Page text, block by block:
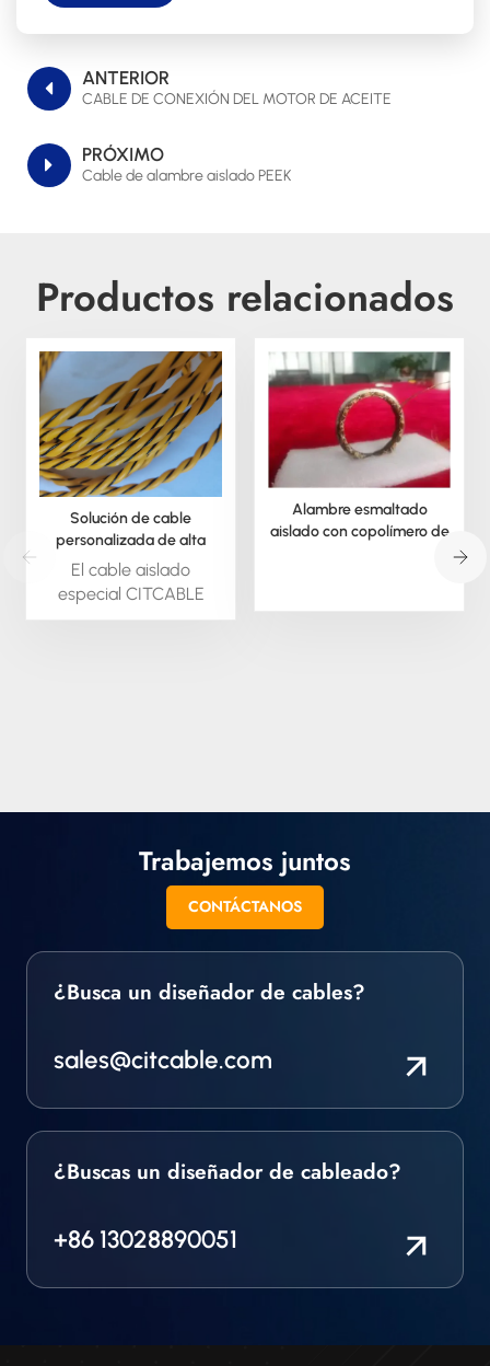
ANTERIOR
CABLE DE CONEXIÓN DEL MOTOR DE ACEITE
PRÓXIMO
Cable de alambre aislado PEEK
Productos relacionados
Solución de cable
personalizada de alta
temperatura para desafíos
difíciles.
El cable aislado
especial CITCABLE
está disponible bajo
trenzado y en otros
Alambre esmaltado
aislado con copolímero de
Trabajemos juntos
CONTÁCTANOS
¿Busca un diseñador de cables?
sales@citcable.com
¿Buscas un diseñador de cableado?
+86 13028890051